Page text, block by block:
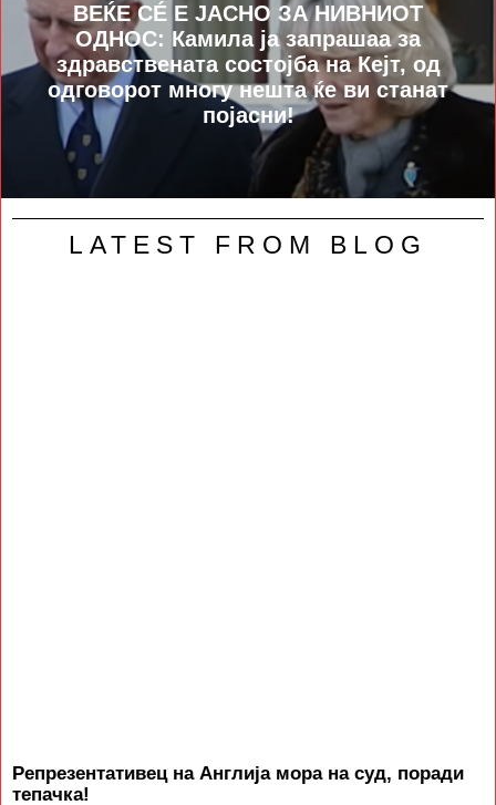
ВЕЌЕ СÉ Е ЈАСНО ЗА НИВНИОТ
ОДНОС: Камила ја запрашаа за
здравствената состојба на Кејт, од
одговорот многу нешта ќе ви станат
појасни!
LATEST FROM BLOG
Репрезентативец на Англија мора на суд, поради
тепачка!